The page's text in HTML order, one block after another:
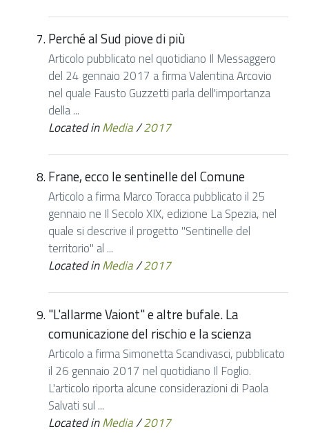
Perché al Sud piove di più
Articolo pubblicato nel quotidiano Il Messaggero
del 24 gennaio 2017 a firma Valentina Arcovio
nel quale Fausto Guzzetti parla dell'importanza
della ...
Located inMedia/2017
Frane, ecco le sentinelle del Comune
Articolo a firma Marco Toracca pubblicato il 25
gennaio ne Il Secolo XIX, edizione La Spezia, nel
quale si descrive il progetto "Sentinelle del
territorio" al ...
Located inMedia/2017
"L'allarme Vaiont" e altre bufale. La
comunicazione del rischio e la scienza
Articolo a firma Simonetta Scandivasci, pubblicato
il 26 gennaio 2017 nel quotidiano Il Foglio.
L'articolo riporta alcune considerazioni di Paola
Salvati sul ...
Located inMedia/2017